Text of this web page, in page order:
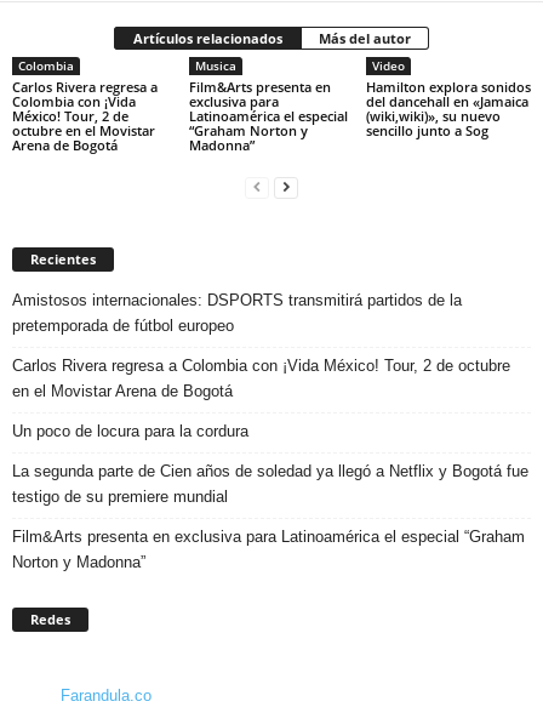
Artículos relacionados Más del autor
Colombia
Carlos Rivera regresa a
Colombia con ¡Vida
México! Tour, 2 de
octubre en el Movistar
Arena de Bogotá
Musica
Film&Arts presenta en
exclusiva para
Latinoamérica el especial
“Graham Norton y
Madonna”
Video
Hamilton explora sonidos
del dancehall en «Jamaica
(wiki,wiki)», su nuevo
sencillo junto a Sog
Recientes
Amistosos internacionales: DSPORTS transmitirá partidos de la
pretemporada de fútbol europeo
Carlos Rivera regresa a Colombia con ¡Vida México! Tour, 2 de octubre
en el Movistar Arena de Bogotá
Un poco de locura para la cordura
La segunda parte de Cien años de soledad ya llegó a Netflix y Bogotá fue
testigo de su premiere mundial
Film&Arts presenta en exclusiva para Latinoamérica el especial “Graham
Norton y Madonna”
Redes
Farandula.co